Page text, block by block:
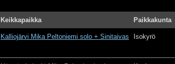
Keikkapaikka Paikkakunta
Kalliojärvi Mika Peltoniemi solo + Sinitaivas Isokyrö